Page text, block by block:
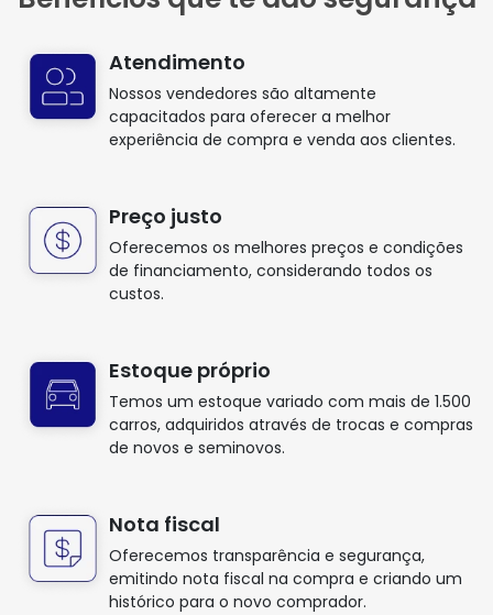
Atendimento
Nossos vendedores são altamente
capacitados para oferecer a melhor
experiência de compra e venda aos clientes.
Preço justo
Oferecemos os melhores preços e condições
de financiamento, considerando todos os
custos.
Estoque próprio
Temos um estoque variado com mais de 1.500
carros, adquiridos através de trocas e compras
de novos e seminovos.
Nota fiscal
Oferecemos transparência e segurança,
emitindo nota fiscal na compra e criando um
histórico para o novo comprador.